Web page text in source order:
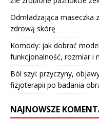
Odmładzająca maseczka
zdrową skórę
Komody: jak dobrać
funkcjonalność, rozmiar i
Ból szyi: przyczyny,
fizjoterapii po badania
NAJNOWSZE